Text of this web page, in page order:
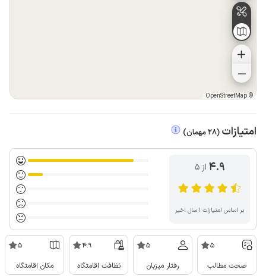
©
OpenStreetMap
امتیازات (
28مهمان)
4.9 از ۵
بر اساس امتیازات ۱ سال اخیر
5
صحت مطالب
5
رفتار میزبان
4.9
نظافت اقامتگاه
5
مکان اقامتگاه